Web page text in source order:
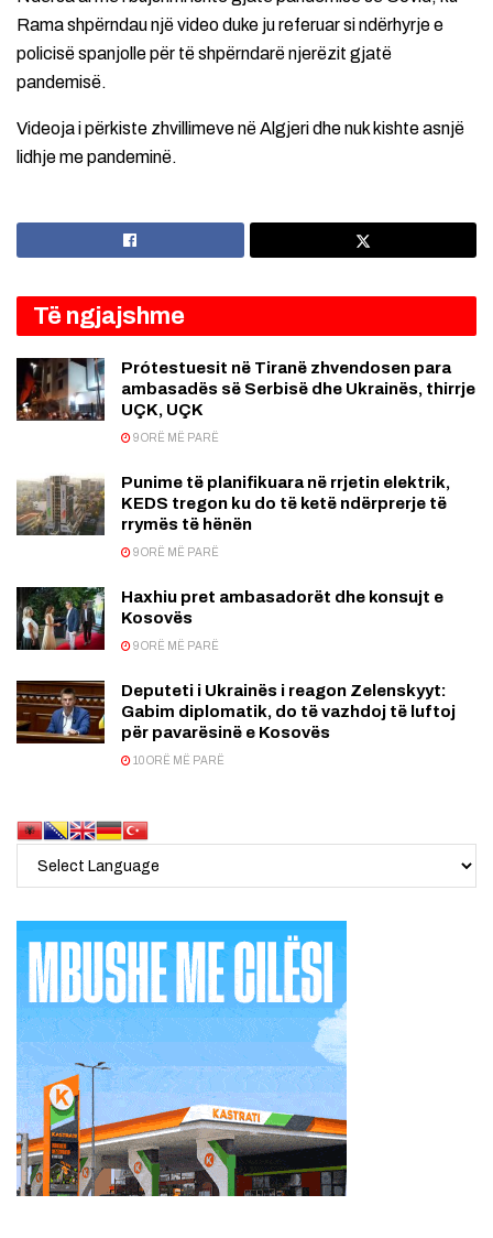
Rama shpërndau një video duke ju referuar si ndërhyrje e
policisë spanjolle për të shpërndarë njerëzit gjatë
pandemisë.
Videoja i përkiste zhvillimeve në Algjeri dhe nuk kishte asnjë
lidhje me pandeminë.
Të ngjajshme
Prótestuesit në Tiranë zhvendosen para
ambasadës së Serbisë dhe Ukrainës, thirrje
UÇK, UÇK
9 ORË MË PARË
Punime të planifikuara në rrjetin elektrik,
KEDS tregon ku do të ketë ndërprerje të
rrymës të hënën
9 ORË MË PARË
Haxhiu pret ambasadorët dhe konsujt e
Kosovës
9 ORË MË PARË
Deputeti i Ukrainës i reagon Zelenskyyt:
Gabim diplomatik, do të vazhdoj të luftoj
për pavarësinë e Kosovës
10 ORË MË PARË